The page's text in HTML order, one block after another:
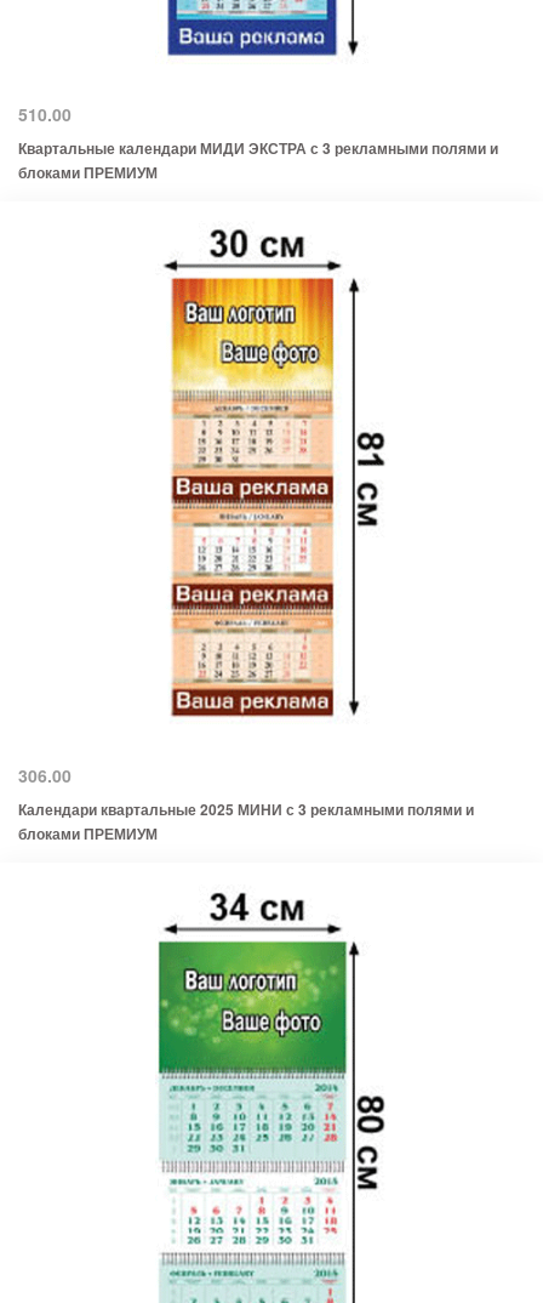
510.00
Квартальные календари МИДИ ЭКСТРА с 3 рекламными полями и
блоками ПРЕМИУМ
306.00
Календари квартальные 2025 МИНИ с 3 рекламными полями и
блоками ПРЕМИУМ